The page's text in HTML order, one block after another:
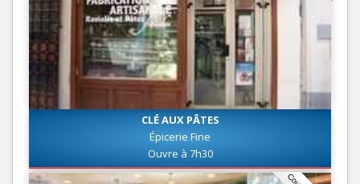
CLÉ AUX PÂTES
Épicerie Fine
Ouvre à 7h30